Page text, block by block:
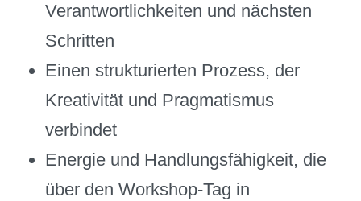
Verantwortlichkeiten und nächsten
Schritten
Einen strukturierten Prozess, der
Kreativität und Pragmatismus
verbindet
Energie und Handlungsfähigkeit, die
über den Workshop-Tag in